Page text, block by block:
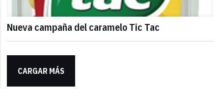
Nueva campaña del caramelo Tic Tac
CARGAR MÁS